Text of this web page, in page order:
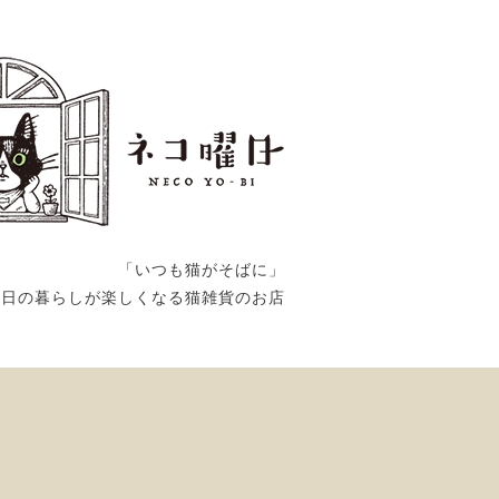
「いつも猫がそばに」
の暮らしが楽しくなる猫雑貨のお店